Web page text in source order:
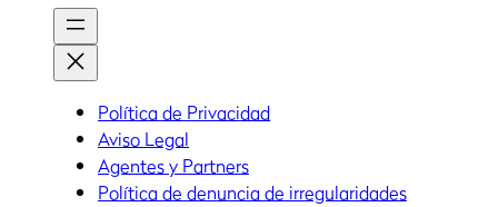
Política de Privacidad
Aviso Legal
Agentes y Partners
Política de denuncia de irregularidades